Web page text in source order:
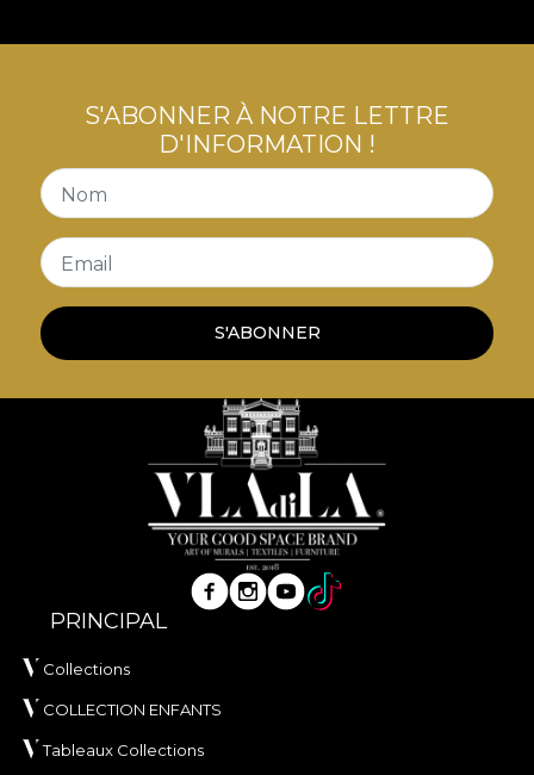
S'ABONNER À NOTRE LETTRE
D'INFORMATION !
Nom
Email
S'ABONNER
PRINCIPAL
Collections
COLLECTION ENFANTS
Tableaux Collections